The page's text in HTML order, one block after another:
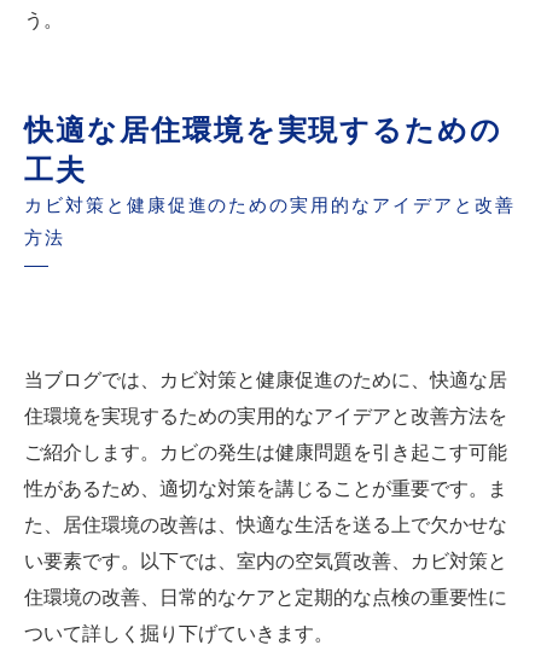
う。
快適な居住環境を実現するための
工夫
カビ対策と健康促進のための実用的なアイデアと改善
方法
当ブログでは、カビ対策と健康促進のために、快適な居
住環境を実現するための実用的なアイデアと改善方法を
ご紹介します。カビの発生は健康問題を引き起こす可能
性があるため、適切な対策を講じることが重要です。ま
た、居住環境の改善は、快適な生活を送る上で欠かせな
い要素です。以下では、室内の空気質改善、カビ対策と
住環境の改善、日常的なケアと定期的な点検の重要性に
ついて詳しく掘り下げていきます。